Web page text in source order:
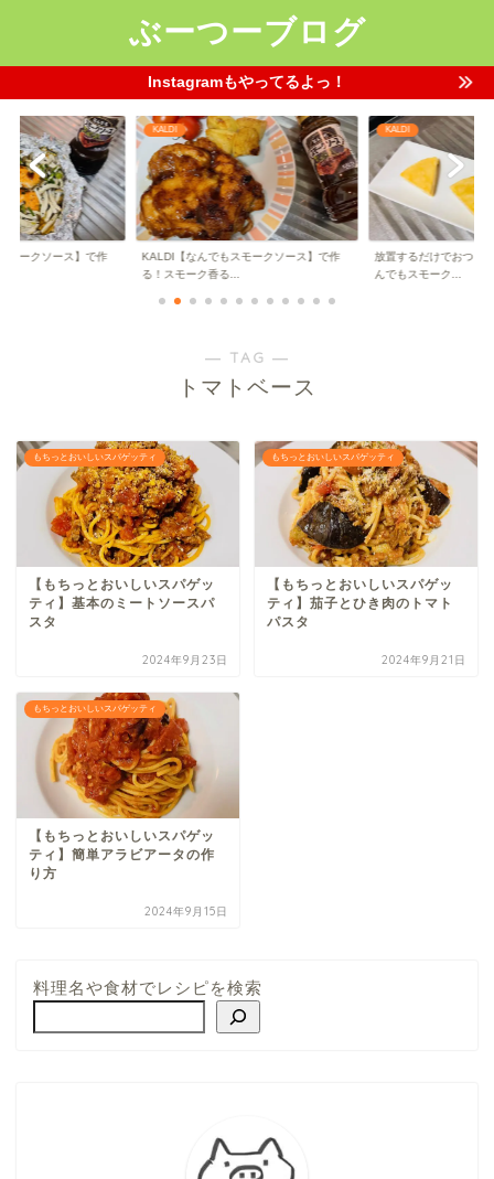
ぶーつーブログ
Instagramもやってるよっ！
モークソース】で作
KALDI
KALDI【なんでもスモークソース】で作
る！スモーク香る...
KALDI
放置するだけでおつま
んでもスモーク...
― TAG ―
トマトベース
もちっとおいしいスパゲッティ
【もちっとおいしいスパゲッ
ティ】基本のミートソースパ
スタ
2024年9月23日
もちっとおいしいスパゲッティ
【もちっとおいしいスパゲッ
ティ】茄子とひき肉のトマト
パスタ
2024年9月21日
もちっとおいしいスパゲッティ
【もちっとおいしいスパゲッ
ティ】簡単アラビアータの作
り方
2024年9月15日
料理名や食材でレシピを検索